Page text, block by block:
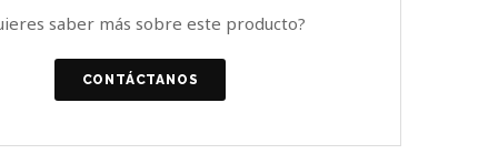
saber más sobre este producto?
CONTÁCTANOS